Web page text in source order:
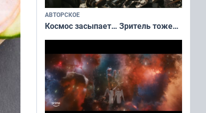
АВТОРСКОЕ
Космос засыпает… Зритель тоже…